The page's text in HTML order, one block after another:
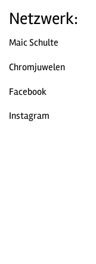
Netzwerk:
Maic Schulte
Chromjuwelen
Facebook
Instagram